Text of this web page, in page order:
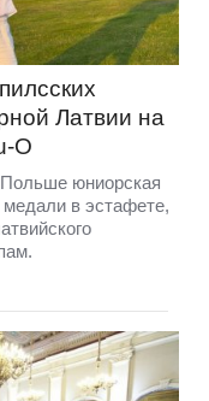
Латвии на
O
юниорская
в эстафете,